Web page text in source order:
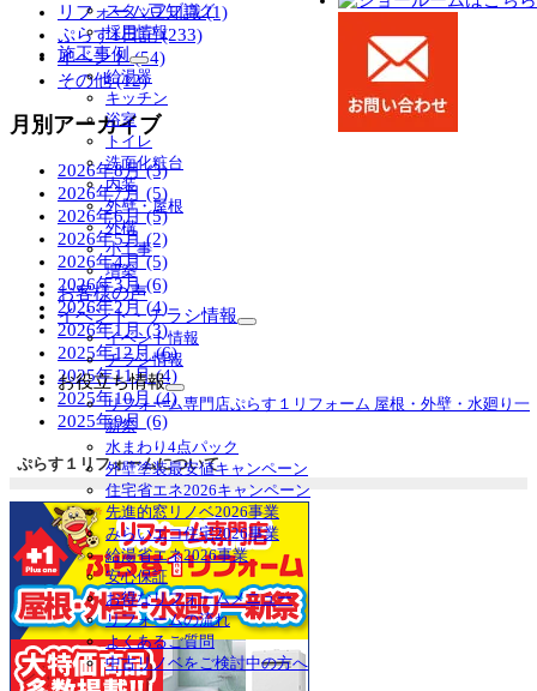
スタッフブログ
採用情報
施工事例
サ
ブ
ニ
ュ
ー
を
展
開
給湯器
キッチン
浴室
トイレ
洗面化粧台
内装
外壁・屋根
外構
小工事
増築
お客様の声
イベント・チラシ情報
サ
ニ
ュ
を
展
開
イベント情報
チラシ情報
お役立ち情報
サ
メ
ニ
ュ
ー
を
展
開
リフォーム専門店ぷらす１リフォーム 屋根・外壁・水廻り一
新祭
水まわり4点パック
外壁塗装最安値キャンペーン
住宅省エネ2026キャンペーン
先進的窓リノベ2026事業
みらいエコ住宅2026事業
給湯省エネ2026事業
安心保証
お得なリフォームメニュー
リフォームの流れ
よくあるご質問
中古リノベをご検討中の方へ
リフォーム豆知識 (1)
ぷらす1日記 (233)
イベント (54)
その他 (12)
月別アーカイブ
2026年8月 (3)
2026年7月 (5)
2026年6月 (5)
2026年5月 (2)
2026年4月 (5)
2026年3月 (6)
2026年2月 (4)
2026年1月 (3)
2025年12月 (6)
2025年11月 (4)
2025年10月 (4)
2025年9月 (6)
ぷらす１リフォームについて